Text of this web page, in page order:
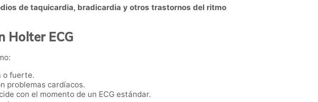
de taquicardia, bradicardia y otros trastornos del ritmo
Holter ECG
o fuerte.
problemas cardíacos.
con el momento de un ECG estándar.